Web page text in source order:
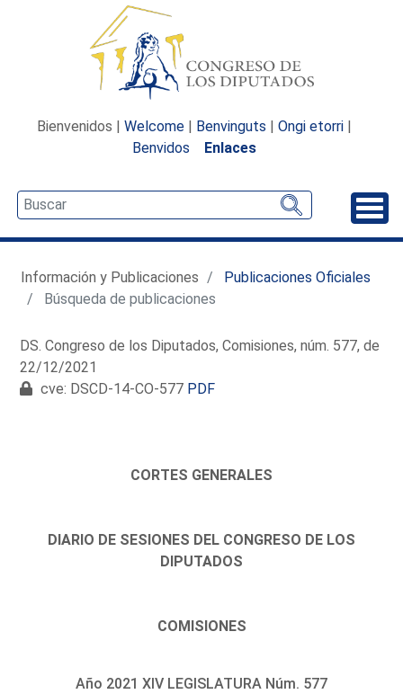
Bienvenidos | Welcome | Benvinguts | Ongi etorri |
Benvidos
Enlaces
Información y Publicaciones
Publicaciones Oficiales
Búsqueda de publicaciones
DS. Congreso de los Diputados, Comisiones, núm. 577, de
22/12/2021
cve: DSCD-14-CO-577 PDF
CORTES GENERALES
DIARIO DE SESIONES DEL CONGRESO DE LOS
DIPUTADOS
COMISIONES
Año 2021 XIV LEGISLATURA Núm. 577